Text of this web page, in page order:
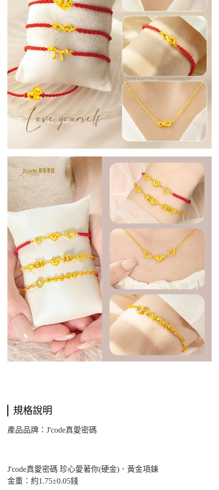
規格說明
產品品牌：J'code真愛密碼
J'code真愛密碼 珍心愛著你(硬金)．黃金項鍊
金重：約1.75±0.05錢